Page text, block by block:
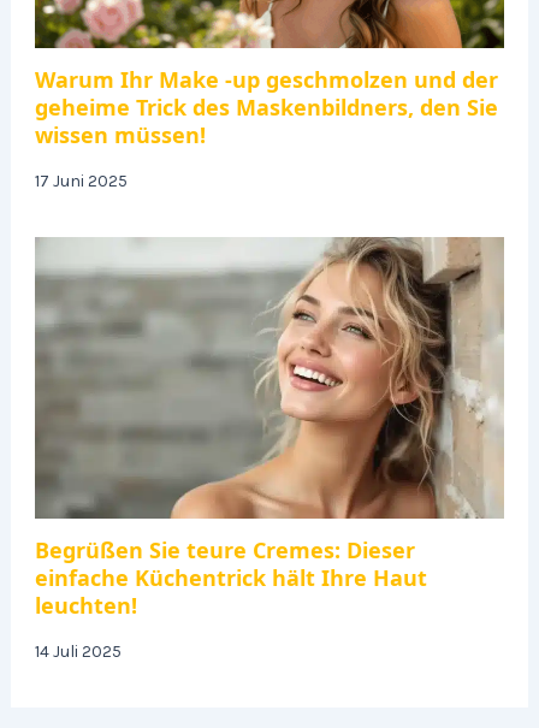
Warum Ihr Make -up geschmolzen und der
geheime Trick des Maskenbildners, den Sie
wissen müssen!
17 Juni 2025
Begrüßen Sie teure Cremes: Dieser
einfache Küchentrick hält Ihre Haut
leuchten!
14 Juli 2025